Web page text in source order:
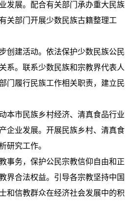
发展。配合有关部门承办重大民族
关部门开展少数民族古籍整理工
创建活动。依法保护少数民族公民
系。联系少数民族和宗教界代表人
门履行民族工作相关职责，建立民
本市民族乡村经济、清真食品行业
企业发展。开展民族乡村、清真食
研究工作。
事务，保护公民宗教信仰自由和正
界合法权益。引导各宗教坚持中国
和信教群众在经济社会发展中的积